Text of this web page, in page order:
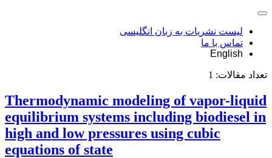
لیست نشریات به زبان انگلیسی
تماس با ما
English
تعداد مقالات: 1
Thermodynamic modeling of vapor-liquid
equilibrium systems including biodiesel in
high and low pressures using cubic
equations of state